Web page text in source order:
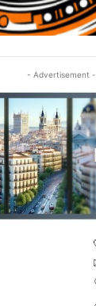
- Advertisement -